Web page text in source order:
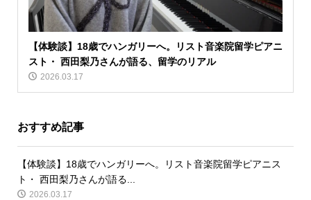
【体験談】18歳でハンガリーへ。リスト音楽院留学ピアニ
スト・ 西田梨乃さんが語る、留学のリアル
2026.03.17
おすすめ記事
【体験談】18歳でハンガリーへ。リスト音楽院留学ピアニス
ト・ 西田梨乃さんが語る...
2026.03.17